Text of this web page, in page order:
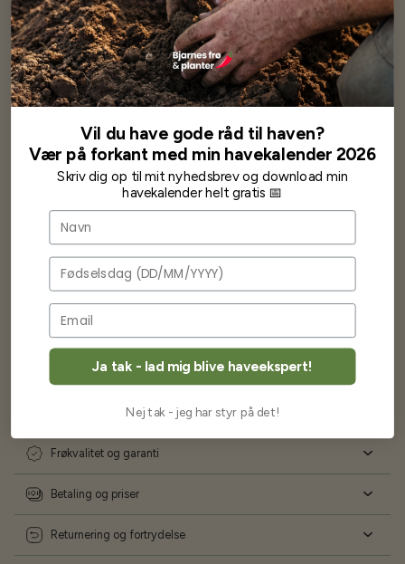
Har altid kun mødt god vejledning og hjælp fra Barney (Bjarne)
wauw en god kvalitet og størrelse.
Som skrevet før når jeg har skrevet med Bjarne har jeg altid mødt
venlighed og god service.
Jeg vil klart anbefale andre at købe her fra
Karsten Larsen
Ofte stillede spørgsmål
Levering og forsendelse
Frøkvalitet og garanti
Betaling og priser
Returnering og fortrydelse
Vil du have gode råd til haven?
Vær på forkant med min havekalender 2026
Skriv dig op til mit nyhedsbrev og download min
havekalender helt gratis 📅
Navn
Fødselsdag
Ja tak - lad mig blive haveekspert!
Nej tak - jeg har styr på det!